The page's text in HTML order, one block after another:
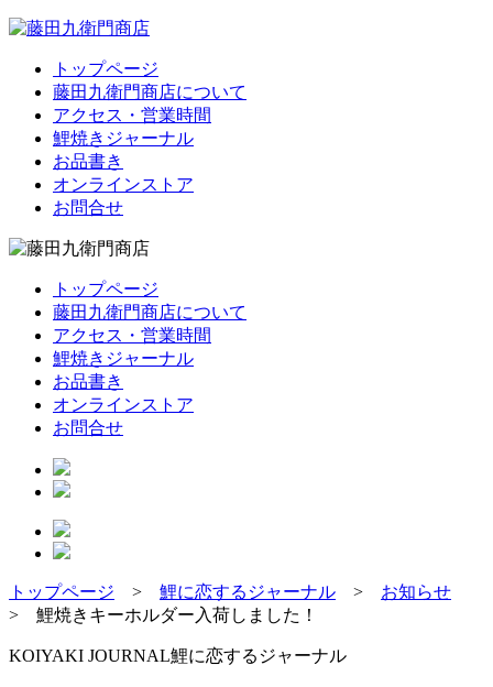
トップページ
藤田九衛門商店について
アクセス・営業時間
鯉焼きジャーナル
お品書き
オンラインストア
お問合せ
トップページ
藤田九衛門商店について
アクセス・営業時間
鯉焼きジャーナル
お品書き
オンラインストア
お問合せ
トップページ > 鯉に恋するジャーナル > お知らせ
> 鯉焼きキーホルダー入荷しました！
KOIYAKI JOURNAL鯉に恋するジャーナル